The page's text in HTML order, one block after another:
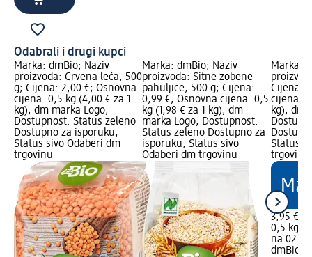
Odabrali i drugi kupci
Marka: dmBio; Naziv
proizvoda: Crvena leća, 500
g; Cijena: 2,00 €; Osnovna
cijena: 0,5 kg (4,00 € za 1
kg); dm marka Logo;
Dostupnost: Status zeleno
Dostupno za isporuku,
Status sivo Odaberi dm
trgovinu
Marka: dmBio; Naziv
proizvoda: Sitne zobene
pahuljice, 500 g; Cijena:
0,99 €; Osnovna cijena: 0,5
kg (1,98 € za 1 kg); dm
marka Logo; Dostupnost:
Status zeleno Dostupno za
isporuku, Status sivo
Odaberi dm trgovinu
Marka:
Cijena:
cijena:
kg); dm
Status
trgovinu
3,95 €
0,5 kg
na
dmBio